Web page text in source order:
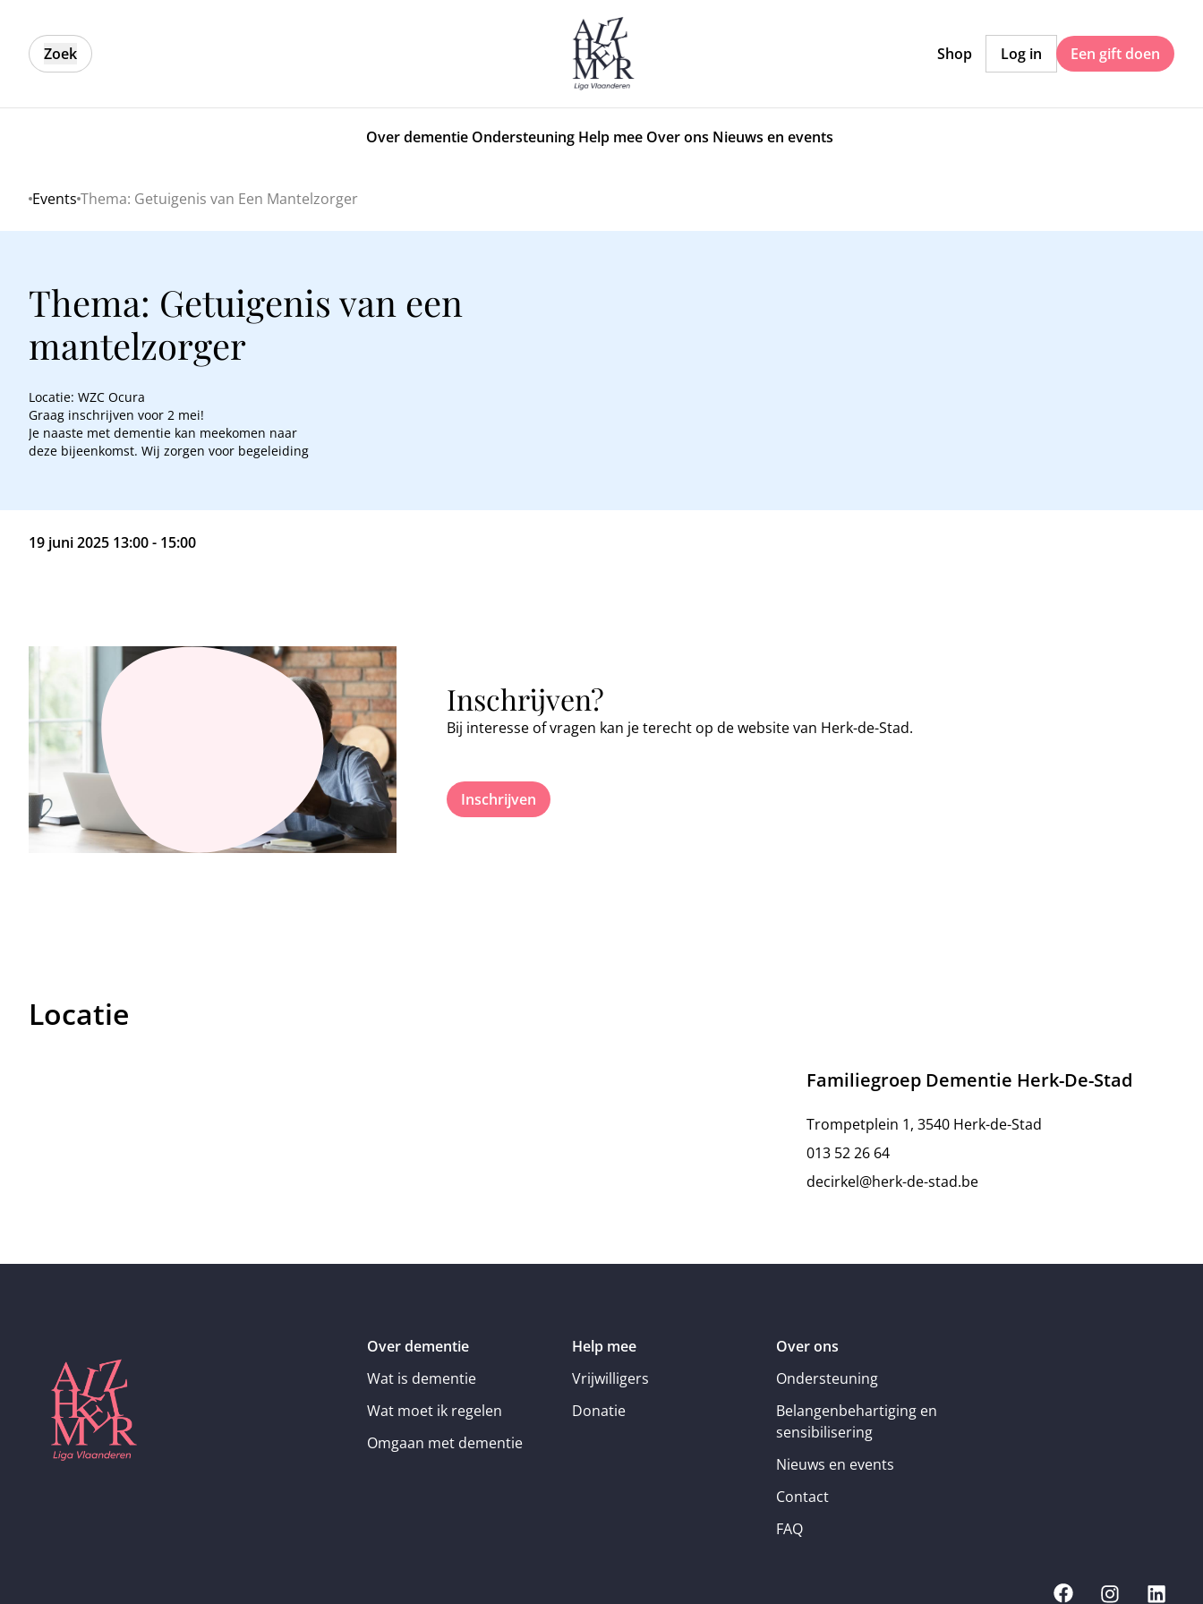
Zoek Shop Log in Een gift doen
Over dementie Ondersteuning Help mee Over ons Nieuws en events
Home
Events Thema: Getuigenis van Een Mantelzorger
Thema: Getuigenis van een
mantelzorger
Locatie: WZC Ocura
Graag inschrijven voor 2 mei!
Je naaste met dementie kan meekomen naar
deze bijeenkomst. Wij zorgen voor begeleiding
19 juni 2025 13:00 - 15:00
Inschrijven?
Bij interesse of vragen kan je terecht op de website van Herk-de-Stad.
Inschrijven
Locatie
Familiegroep Dementie Herk-De-Stad
Trompetplein 1, 3540 Herk-de-Stad
013 52 26 64
decirkel@herk-de-stad.be
Over dementie
Wat is dementie
Wat moet ik regelen
Omgaan met dementie
Help mee
Vrijwilligers
Donatie
Over ons
Ondersteuning
Belangenbehartiging en
sensibilisering
Nieuws en events
Contact
FAQ